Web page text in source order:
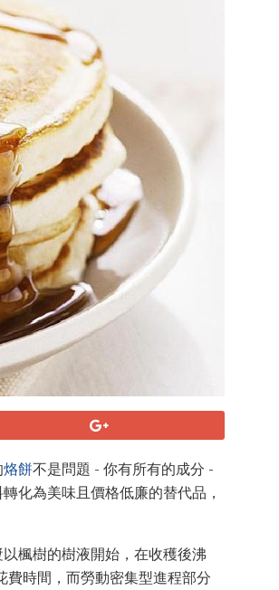
烙餅不是問題 - 你有所有的成分 -
化為美味且價格低廉的替代品，
楓樹的樹液開始，在收穫後沸
費時間，而勞動密集型進程部分